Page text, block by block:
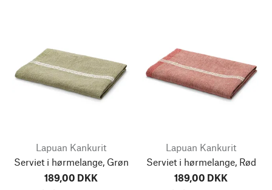
Lapuan Kankurit
Serviet i hørmelange, Grøn
189,00 DKK
Lapuan Kankurit
Serviet i hørmelange, Rød
189,00 DKK